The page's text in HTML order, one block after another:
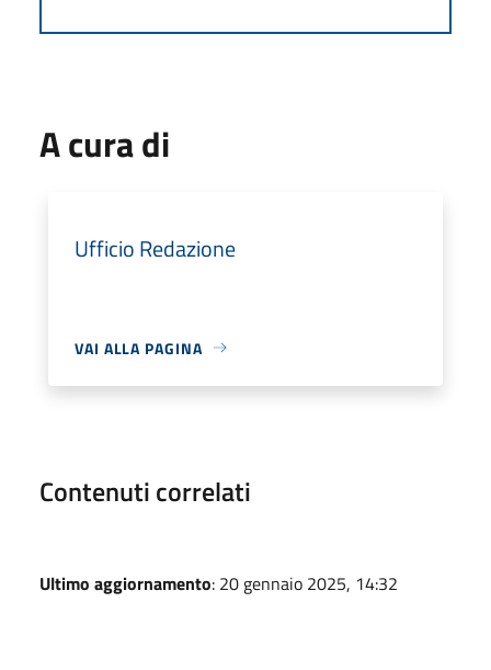
A cura di
Ufficio Redazione
VAI ALLA PAGINA
Contenuti correlati
Ultimo aggiornamento: 20 gennaio 2025, 14:32